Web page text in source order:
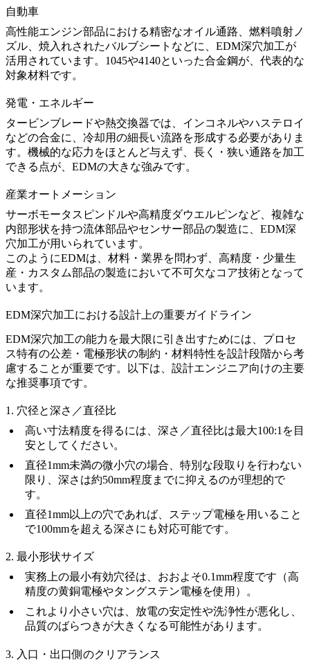
自動車
高性能エンジン部品における精密なオイル通路、燃料噴射ノ
ズル、焼入れされたバルブシートなどに、EDM深穴加工が
活用されています。1045や4140といった合金鋼が、代表的な
対象材料です。
発電・エネルギー
タービンブレードや熱交換器では、インコネルやハステロイ
などの合金に、冷却用の細長い流路を形成する必要がありま
す。機械的な応力をほとんど与えず、長く・狭い通路を加工
できる点が、EDMの大きな強みです。
産業オートメーション
サーボモータスピンドルや高精度ダウエルピンなど、複雑な
内部形状を持つ流体部品やセンサー部品の製造に、EDM深
穴加工が用いられています。
このようにEDMは、材料・業界を問わず、高精度・少量生
産・カスタム部品の製造において不可欠なコア技術となって
います。
EDM深穴加工における設計上の重要ガイドライン
EDM深穴加工の能力を最大限に引き出すためには、プロセ
ス特有の公差・電極形状の制約・材料特性を設計段階から考
慮することが重要です。以下は、設計エンジニア向けの主要
な推奨事項です。
1. 穴径と深さ／直径比
高い寸法精度を得るには、深さ／直径比は最大100:1 を目
安としてください。
直径1mm未満の微小穴の場合、特別な段取りを行わない
限り、深さは約50mm程度までに抑えるのが理想的で
す。
直径1mm以上の穴であれば、ステップ電極を用いること
で100mmを超える深さにも対応可能です。
2. 最小形状サイズ
実務上の最小有効穴径は、おおよそ0.1mm程度です（高
精度の黄銅電極やタングステン電極を使用）。
これより小さい穴は、放電の安定性や洗浄性が悪化し、
品質のばらつきが大きくなる可能性があります。
3. 入口・出口側のクリアランス